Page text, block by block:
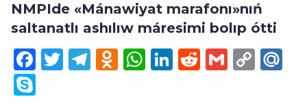
NMPIde «Mánawiyat marafonı»nıń
saltanatlı ashılıw máresimi bolıp ótti
Facebook
Twitter
Telegram
Odnoklassniki
WhatsApp
LinkedIn
Reddit
Gmail